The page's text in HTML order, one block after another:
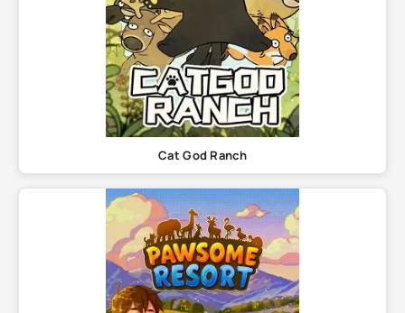
Cat God Ranch